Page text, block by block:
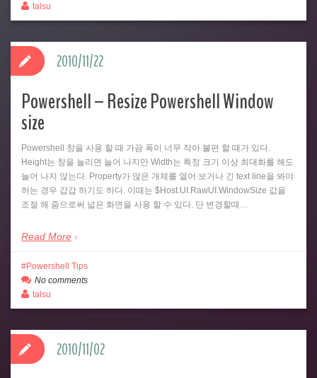
talsu
Powershell – Resize Powershell Window
size
Powershell 창을 사용 할 때 가끔 폭이 너무 작아 불편 할 때가 있다.
Height는 창을 늘리면 늘어 나지만 Width는 특정 크기 이상 최대화를 해도
늘어 나지 않는다. Property가 많은 개체를 열어 보거나 긴 text line을 봐야
하는 경우 갑갑 하기도 하다. 이때는 $Host.UI.RawUI.WindowSize 값을
조절 해 줌으로써 넓은 화면을 사용 할 수 있다. 단 변경할때…
Read More
2010/11/22
Powershell Tips
No comments
talsu
2010/11/02